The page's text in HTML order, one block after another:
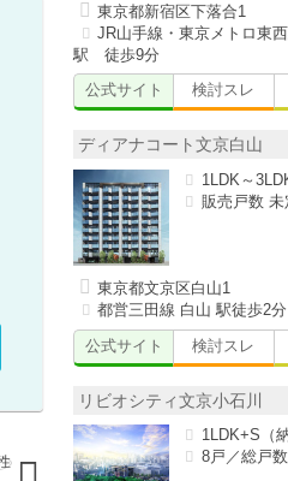
東京都新宿区下落合1
JR山手線・東京メトロ東
駅 徒歩9分
公式サイト
検討スレ
ディアナコート文京白山
1LDK～
販売戸数 未
東京都文京区白山1
都営三田線 白山 駅徒歩2分
公式サイト
検討スレ
リビオシティ文京小石川
1LDK+S（
8戸／総戸